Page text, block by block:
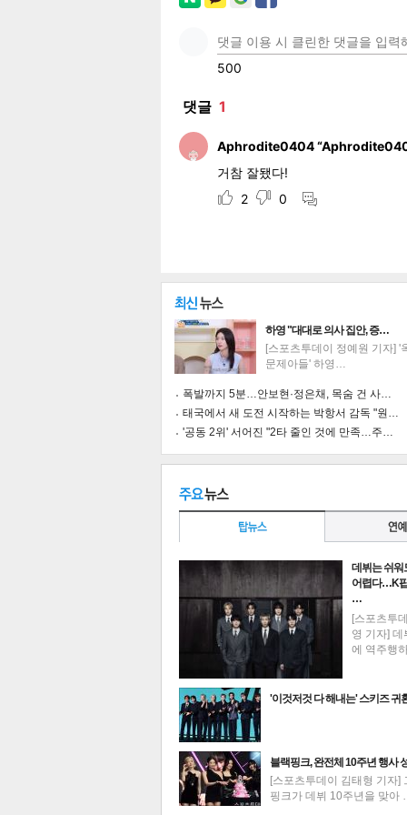
기
공유 유 로그
트위 카카
최신뉴스
하영 "대대로 의사 집안, 증…
[스포츠투데이 정예원 기자] '
문제아들' 하영…
폭발까지 5분…안보현·정은채, 목숨 건 사…
태국에서 새 도전 시작하는 박항서 감독 "원…
'공동 2위' 서어진 "2타 줄인 것에 만족…주…
데뷔는 쉬워
어렵다…K
…
[스포츠투
영 기자] 데
에 역주행
'이것저것 다 해내는' 스키즈
블랙핑크, 완전체 10주년 행사
[스포츠투데이 김태형 기자]
핑크가 데뷔 10주년을 맞아